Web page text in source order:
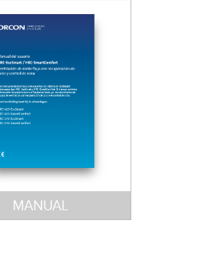
MANUAL